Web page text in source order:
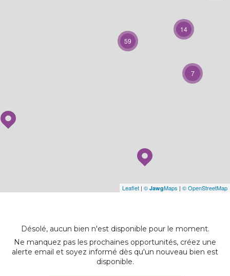
7
14
59
Leaflet | © JawgMaps | © OpenStreetMap
Désolé, aucun bien n'est disponible pour le moment.
Ne manquez pas les prochaines opportunités, créez une
alerte email et soyez informé dès qu'un nouveau bien est
disponible.